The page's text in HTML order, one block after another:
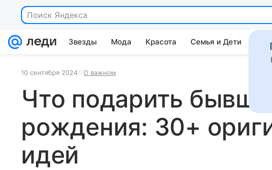
Поиск Яндекса
Звезды Мода Красота Семья и Дети Дом
10 сентября 2024 О важном
Что подарить
рождения: 30+
идей